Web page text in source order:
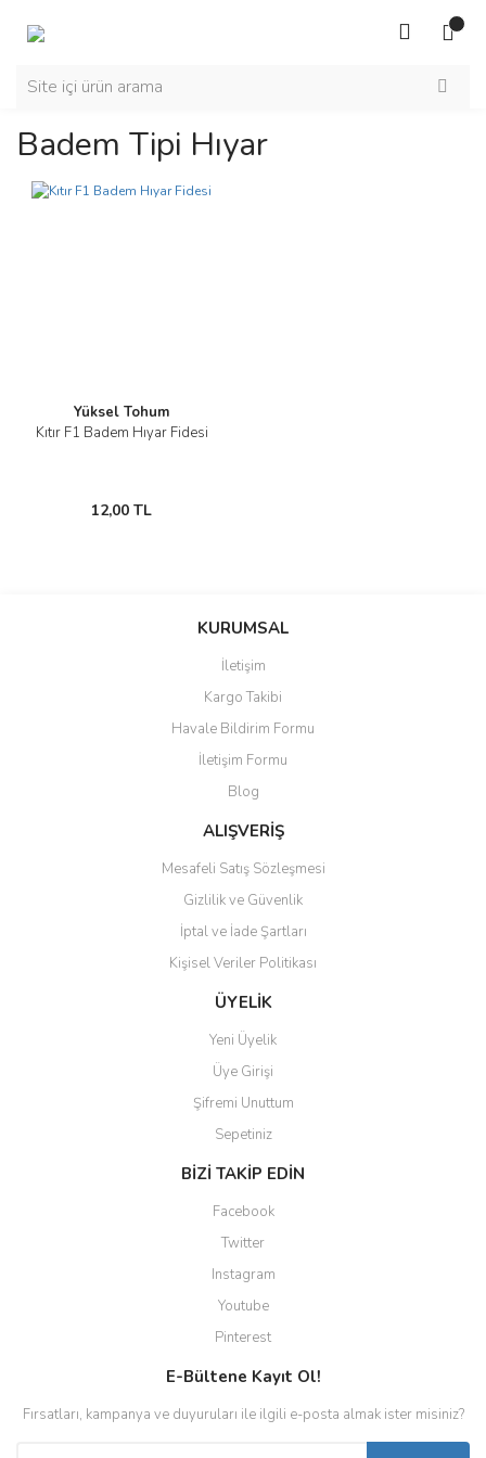
Badem Tipi Hıyar
Yüksel Tohum
Kıtır F1 Badem Hıyar Fidesi
12,00 TL
KURUMSAL
İletişim
Kargo Takibi
Havale Bildirim Formu
İletişim Formu
Blog
ALIŞVERİŞ
Mesafeli Satış Sözleşmesi
Gizlilik ve Güvenlik
İptal ve İade Şartları
Kişisel Veriler Politikası
ÜYELİK
Yeni Üyelik
Üye Girişi
Şifremi Unuttum
Sepetiniz
BİZİ TAKİP EDİN
Facebook
Twitter
Instagram
Youtube
Pinterest
E-Bültene Kayıt Ol!
Fırsatları, kampanya ve duyuruları ile ilgili e-posta almak ister misiniz?